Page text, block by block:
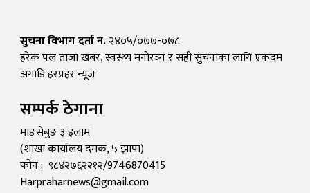
सुचना विभाग दर्ता न.२४०५/०७७-०७८
हरेक पल ताजा खबर, स्वस्थ्य मनोरञ्न र सही सुचनाका लागि एकदम
अगाडि हरप्रहर न्यूज
सम्पर्क ठेगाना
माङसेबुङ ३ इलाम
(शाखा कार्यालय दमक, ५ झापा)
फोन : ९८४२७६२२१२/9746870415
Harpraharnews@gmail.com